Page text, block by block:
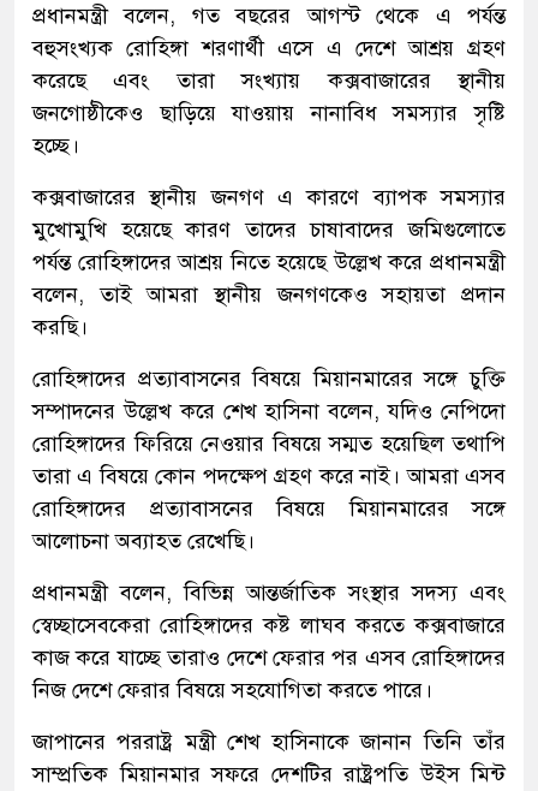
প্রধানমন্ত্রী বলেন, গত বছরের আগস্ট থেকে এ পর্যন্ত
বহুসংখ্যক রোহিঙ্গা শরণার্থী এসে এ দেশে আশ্রয় গ্রহণ
করেছে এবং তারা সংখ্যায় কক্সবাজারের স্থানীয়
জনগোষ্ঠীকেও ছাড়িয়ে যাওয়ায় নানাবিধ সমস্যার সৃষ্টি
হচ্ছে।
কক্সবাজারের স্থানীয় জনগণ এ কারণে ব্যাপক সমস্যার
মুখোমুখি হয়েছে কারণ তাদের চাষাবাদের জমিগুলোতে
পর্যন্ত রোহিঙ্গাদের আশ্রয় নিতে হয়েছে উল্লেখ করে প্রধানমন্ত্রী
বলেন, তাই আমরা স্থানীয় জনগণকেও সহায়তা প্রদান
করছি।
রোহিঙ্গাদের প্রত্যাবাসনের বিষয়ে মিয়ানমারের সঙ্গে চুক্তি
সম্পাদনের উল্লেখ করে শেখ হাসিনা বলেন, যদিও নেপিদো
রোহিঙ্গাদের ফিরিয়ে নেওয়ার বিষয়ে সম্মত হয়েছিল তথাপি
তারা এ বিষয়ে কোন পদক্ষেপ গ্রহণ করে নাই। আমরা এসব
রোহিঙ্গাদের প্রত্যাবাসনের বিষয়ে মিয়ানমারের সঙ্গে
আলোচনা অব্যাহত রেখেছি।
প্রধানমন্ত্রী বলেন, বিভিন্ন আন্তর্জাতিক সংস্থার সদস্য এবং
স্বেচ্ছাসেবকেরা রোহিঙ্গাদের কষ্ট লাঘব করতে কক্সবাজারে
কাজ করে যাচ্ছে তারাও দেশে ফেরার পর এসব রোহিঙ্গাদের
নিজ দেশে ফেরার বিষয়ে সহযোগিতা করতে পারে।
জাপানের পররাষ্ট্র মন্ত্রী শেখ হাসিনাকে জানান তিনি তাঁর
সাম্প্রতিক মিয়ানমার সফরে দেশটির রাষ্ট্রপতি উইস মিন্ট